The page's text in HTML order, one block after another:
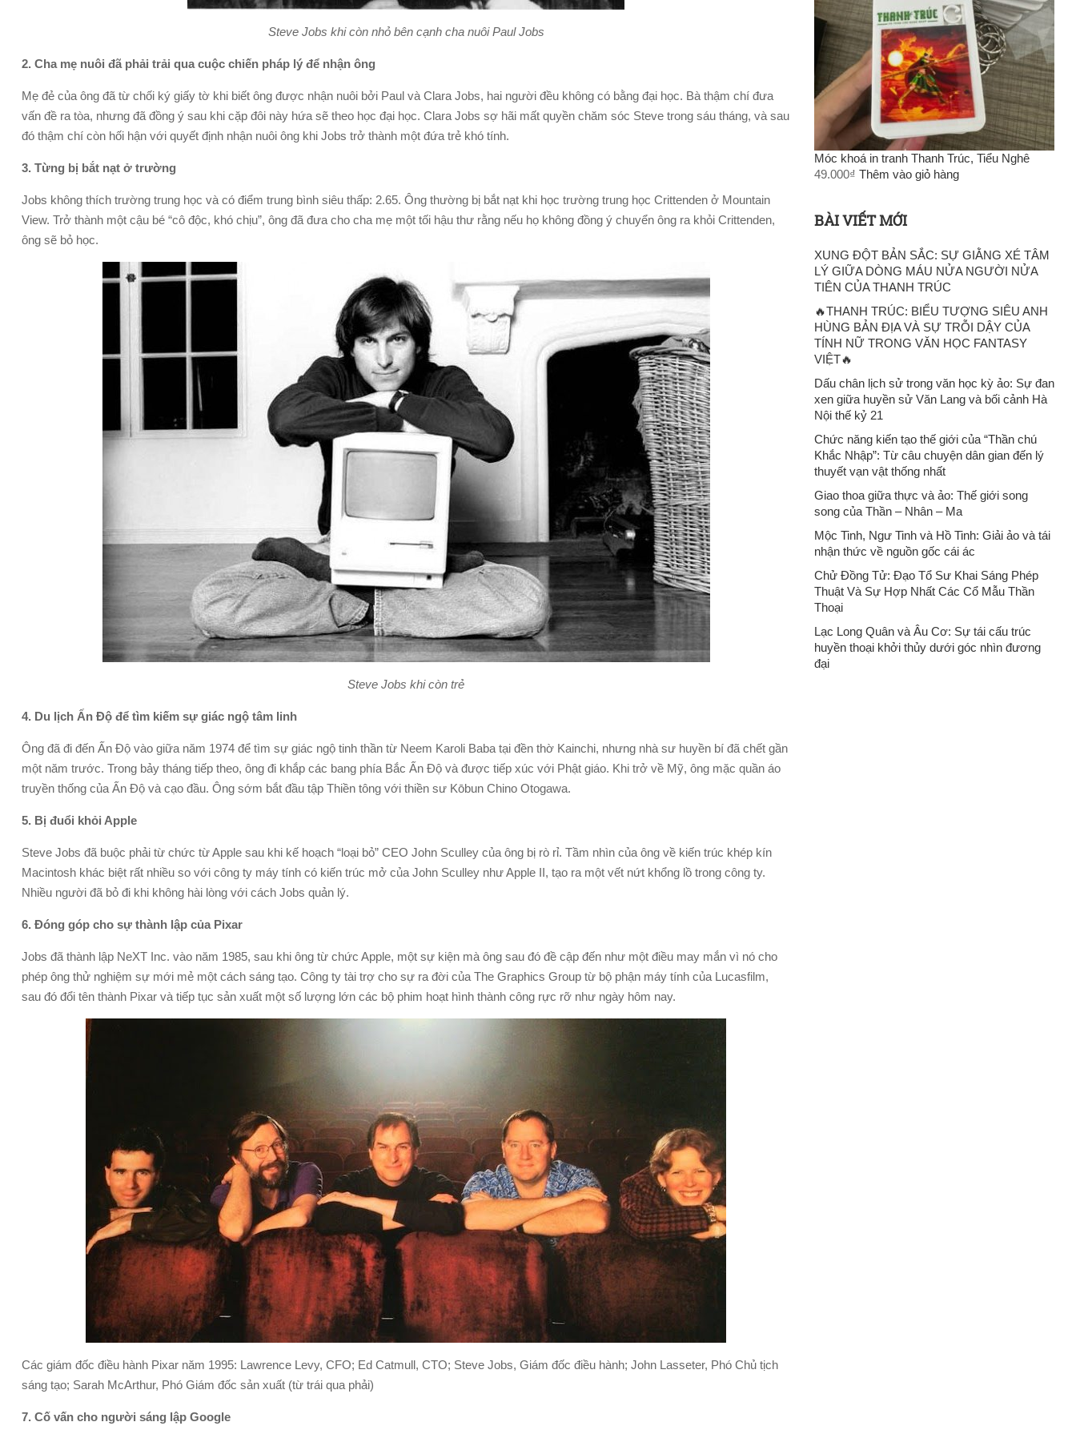
Steve Jobs khi còn nhỏ bên cạnh cha nuôi Paul Jobs
2. Cha mẹ nuôi đã phải trải qua cuộc chiến pháp lý để nhận ông
Mẹ đẻ của ông đã từ chối ký giấy tờ khi biết ông được nhận nuôi bởi Paul và Clara Jobs, hai người đều không có bằng đại học. Bà thậm chí đưa
vấn đề ra tòa, nhưng đã đồng ý sau khi cặp đôi này hứa sẽ theo học đại học. Clara Jobs sợ hãi mất quyền chăm sóc Steve trong sáu tháng, và sau
đó thậm chí còn hối hận với quyết định nhận nuôi ông khi Jobs trở thành một đứa trẻ khó tính.
3. Từng bị bắt nạt ở trường
Jobs không thích trường trung học và có điểm trung bình siêu thấp: 2.65. Ông thường bị bắt nạt khi học trường trung học Crittenden ở Mountain
View. Trở thành một cậu bé “cô độc, khó chịu”, ông đã đưa cho cha mẹ một tối hậu thư rằng nếu họ không đồng ý chuyển ông ra khỏi Crittenden,
ông sẽ bỏ học.
Steve Jobs khi còn trẻ
4. Du lịch Ấn Độ để tìm kiếm sự giác ngộ tâm linh
Ông đã đi đến Ấn Độ vào giữa năm 1974 để tìm sự giác ngộ tinh thần từ Neem Karoli Baba tại đền thờ Kainchi, nhưng nhà sư huyền bí đã chết gần
một năm trước. Trong bảy tháng tiếp theo, ông đi khắp các bang phía Bắc Ấn Độ và được tiếp xúc với Phật giáo. Khi trở về Mỹ, ông mặc quần áo
truyền thống của Ấn Độ và cạo đầu. Ông sớm bắt đầu tập Thiền tông với thiền sư Kōbun Chino Otogawa.
5. Bị đuổi khỏi Apple
Steve Jobs đã buộc phải từ chức từ Apple sau khi kế hoạch “loại bỏ” CEO John Sculley của ông bị rò rỉ. Tầm nhìn của ông về kiến trúc khép kín
Macintosh khác biệt rất nhiều so với công ty máy tính có kiến trúc mở của John Sculley như Apple II, tạo ra một vết nứt khổng lồ trong công ty.
Nhiều người đã bỏ đi khi không hài lòng với cách Jobs quản lý.
6. Đóng góp cho sự thành lập của Pixar
Jobs đã thành lập NeXT Inc. vào năm 1985, sau khi ông từ chức Apple, một sự kiện mà ông sau đó đề cập đến như một điều may mắn vì nó cho
phép ông thử nghiệm sự mới mẻ một cách sáng tạo. Công ty tài trợ cho sự ra đời của The Graphics Group từ bộ phận máy tính của Lucasfilm,
sau đó đổi tên thành Pixar và tiếp tục sản xuất một số lượng lớn các bộ phim hoạt hình thành công rực rỡ như ngày hôm nay.
Các giám đốc điều hành Pixar năm 1995: Lawrence Levy, CFO; Ed Catmull, CTO; Steve Jobs, Giám đốc điều hành; John Lasseter, Phó Chủ tịch
sáng tạo; Sarah McArthur, Phó Giám đốc sản xuất (từ trái qua phải)
7. Cố vấn cho người sáng lập Google
Móc khoá in tranh Thanh Trúc, Tiểu Nghê
49.000₫ Thêm vào giỏ hàng
BÀI VIẾT MỚI
XUNG ĐỘT BẢN SẮC: SỰ GIẰNG XÉ TÂM
LÝ GIỮA DÒNG MÁU NỬA NGƯỜI NỬA
TIÊN CỦA THANH TRÚC
🔥THANH TRÚC: BIỂU TƯỢNG SIÊU ANH
HÙNG BẢN ĐỊA VÀ SỰ TRỖI DẬY CỦA
TÍNH NỮ TRONG VĂN HỌC FANTASY
VIỆT🔥
Dấu chân lịch sử trong văn học kỳ ảo: Sự đan
xen giữa huyền sử Văn Lang và bối cảnh Hà
Nội thế kỷ 21
Chức năng kiến tạo thế giới của “Thần chú
Khắc Nhập”: Từ câu chuyện dân gian đến lý
thuyết vạn vật thống nhất
Giao thoa giữa thực và ảo: Thế giới song
song của Thần – Nhân – Ma
Mộc Tinh, Ngư Tinh và Hồ Tinh: Giải ảo và tái
nhận thức về nguồn gốc cái ác
Chử Đồng Tử: Đạo Tổ Sư Khai Sáng Phép
Thuật Và Sự Hợp Nhất Các Cổ Mẫu Thần
Thoại
Lạc Long Quân và Âu Cơ: Sự tái cấu trúc
huyền thoại khởi thủy dưới góc nhìn đương
đại